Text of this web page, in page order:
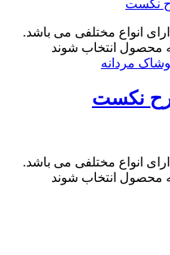
مختلفی می باشد.
شوند
مختلفی می باشد.
شوند